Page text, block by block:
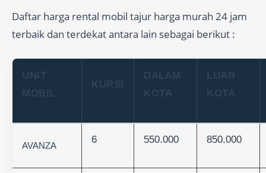
Daftar harga rental mobil tajur harga murah 24 jam
terbaik dan terdekat antara lain sebagai berikut :
UNIT
MOBIL
KURSI
DALAM
KOTA
LUAR
KOTA
AVANZA
6 550.000 850.000